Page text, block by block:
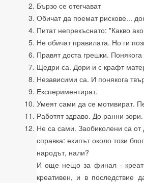
Бързо се отегчават
Обичат да поемат рискове...
Питат непрекъснато: "Какво
Не обичат правилата. Но ги
Правят доста грешки. Понякога
Щедри са. Дори и с крафт
Независими са. И понякога
Експериментират.
Умеят сами да се мотивират.
Работят здраво. До ранни
Не са сами. Заобиколени са
справка: екипът около този
народът, нали?
И още нещо за финал -
креативен, и в последствие